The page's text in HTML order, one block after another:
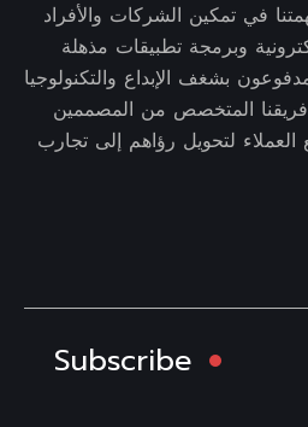
في تمكين الشركات والأفراد
وبرمجة تطبيقات مذهلة
بشغف الإبداع والتكنولوجيا
فريقنا المتخصص من المصممين
لتحويل رؤاهم إلى تجارب
Subscribe